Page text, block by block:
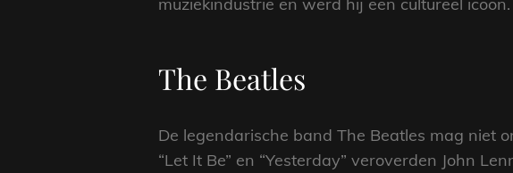
The Beatles
De legendarische band The Beatles mag niet
“Let It Be” en “Yesterday” veroverden John